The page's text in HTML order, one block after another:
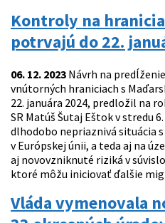
Kontroly na
potrvajú do 22.
06. 12. 2023 Návrh na
vnútorných hraniciach s
22. januára 2024, predložil na
SR Matúš Šutaj Eštok v stredu
dlhodobo nepriaznivá situácia
v Európskej únii, a teda aj na
aj novovzniknuté riziká v
ktoré môžu iniciovať ďalšie
Vláda vymenovala